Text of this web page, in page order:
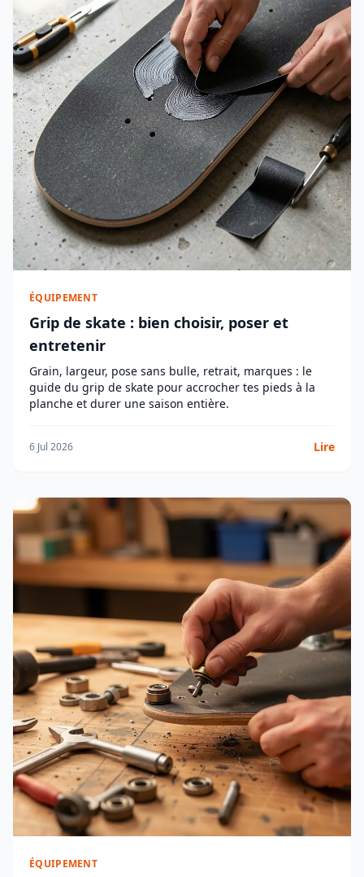
ÉQUIPEMENT
Grip de skate : bien choisir, poser et
entretenir
Grain, largeur, pose sans bulle, retrait, marques : le
guide du grip de skate pour accrocher tes pieds à la
planche et durer une saison entière.
6 Jul 2026 Lire
ÉQUIPEMENT